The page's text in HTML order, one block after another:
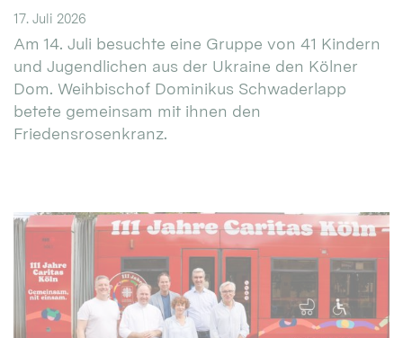
17. Juli 2026
Am 14. Juli besuchte eine Gruppe von 41 Kindern
und Jugendlichen aus der Ukraine den Kölner
Dom. Weihbischof Dominikus Schwaderlapp
betete gemeinsam mit ihnen den
Friedensrosenkranz.